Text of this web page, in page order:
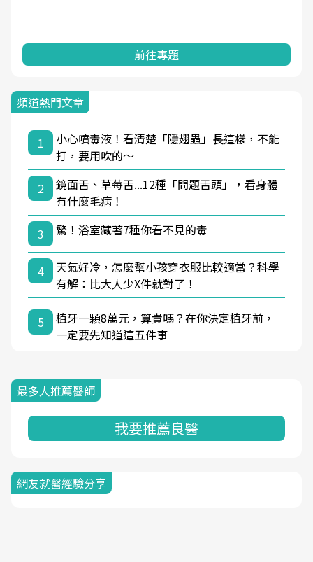
前往專題
頻道熱門文章
1
小心噴毒液！看清楚「隱翅蟲」長這樣，不能
打，要用吹的～
2
鏡面舌、草莓舌...12種「問題舌頭」，看身體
有什麼毛病！
3
驚！浴室藏著7種你看不見的毒
4
天氣好冷，怎麼幫小孩穿衣服比較適當？科學
有解：比大人少X件就對了！
5
植牙一顆8萬元，算貴嗎？在你決定植牙前，
一定要先知道這五件事
最多人推薦醫師
我要推薦良醫
網友就醫經驗分享